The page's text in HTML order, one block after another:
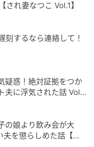
され妻なつこ Vol.1】
するなら連絡して！
疑惑！絶対証拠をつか
夫に浮気された話 Vol.
の娘より飲み会が大
を懲らしめた話【第1